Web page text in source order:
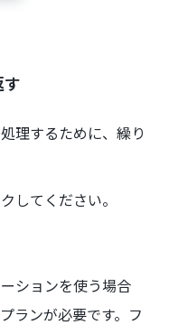
理するために、繰り
してください。
ションを使う場合
ランが必要です。フ